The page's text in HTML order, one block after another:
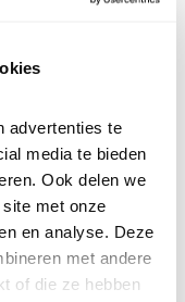
advertenties te
media te bieden
Ook delen we
met onze
en analyse. Deze
met andere
of die ze hebben